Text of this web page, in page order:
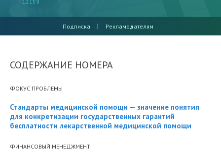
12159
Подписка | Рекламодателям
СОДЕРЖАНИЕ НОМЕРА
ФОКУС ПРОБЛЕМЫ
Стандарты медицинской помощи — значение понятия
для конкретизации государственных гарантий
бесплатности лекарственной медицинской помощи
ФИНАНСОВЫЙ МЕНЕДЖМЕНТ